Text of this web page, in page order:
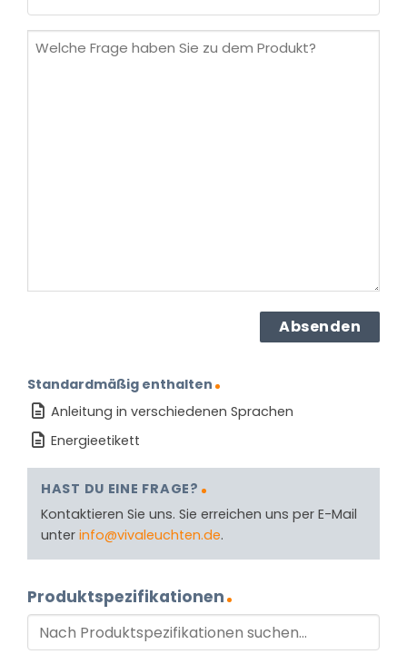
Welche
Standardmäßig enthalten
Anleitung in verschiedenen Sprachen
Energieetikett
HAST DU EINE FRAGE?
Kontaktieren Sie uns. Sie erreichen uns per E-Mail
unter info@vivaleuchten.de.
Produktspezifikationen